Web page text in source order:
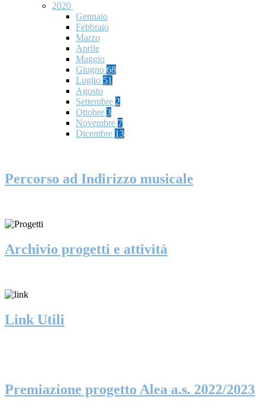
2020
Gennaio
Febbraio
Marzo
Aprile
Maggio
Giugno 68
Luglio 51
Agosto
Settembre 2
Ottobre 3
Novembre 7
Dicembre 13
Percorso ad Indirizzo musicale
Archivio progetti e attività
Link Utili
Premiazione progetto Alea a.s. 2022/2023